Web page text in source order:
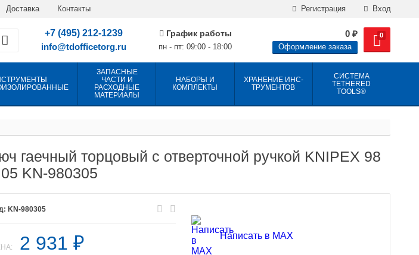
Доставка Контакты Регистрация Вход
+7 (495) 212-1239
info@tdofficetorg.ru
График работы
пн - пт: 09:00 - 18:00
0
0 ₽
Оформление заказа
ЗАПАСНЫЕ
ЧАСТИ И
РАСХОДНЫЕ
МАТЕРИАЛЫ
НАБОРЫ И
КОМПЛЕКТЫ
ХРАНЕНИЕ ИНС­
ТРУ­МЕН­ТОВ
СИСТЕМА
TETHERED
TOOLS®
гаечный торцовый с отверточной ручкой KNIPEX 98
KN-980305
Написать в MAX
KN-980305
2 931 ₽